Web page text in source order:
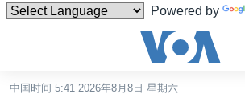
Powered by
碍中国时间 5:41 2026年8月8日 星期六